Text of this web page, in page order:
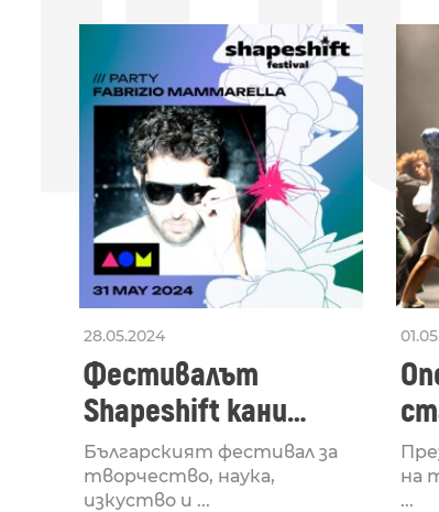
28.05.2024
Фестивалът
Shapeshift кани
Fabrizio Mammarella
за откриването си
Българският фестивал за
творчество, наука,
изкуство и ...
на
...